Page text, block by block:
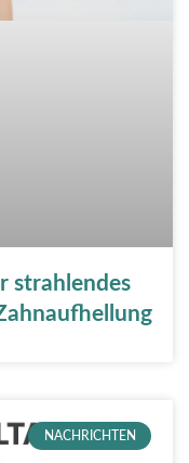
strahlendes
NACHRICHTEN